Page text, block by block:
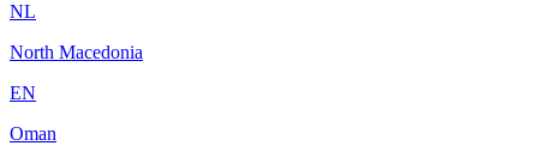
NL
North Macedonia
EN
Oman